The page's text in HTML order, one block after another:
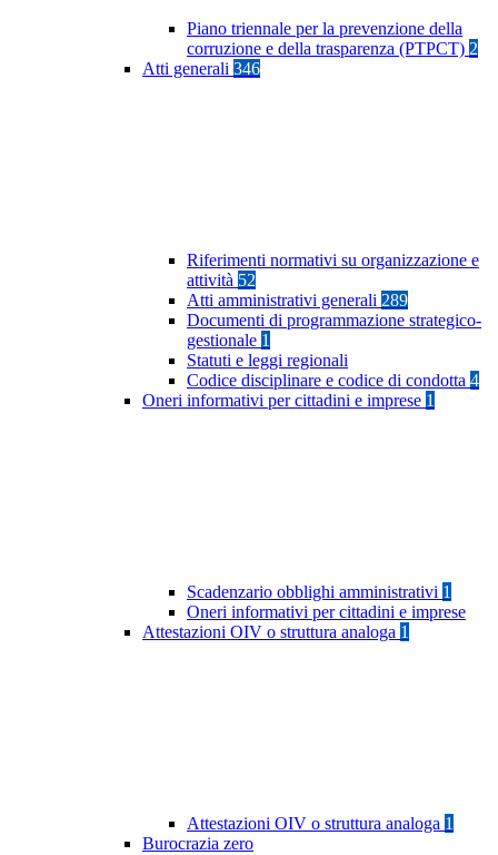
Piano triennale per la prevenzione della
corruzione e della trasparenza (PTPCT) 2
Atti generali 346
Riferimenti normativi su organizzazione e
attività 52
Atti amministrativi generali 289
Documenti di programmazione strategico-
gestionale 1
Statuti e leggi regionali
Codice disciplinare e codice di condotta 4
Oneri informativi per cittadini e imprese 1
Scadenzario obblighi amministrativi 1
Oneri informativi per cittadini e imprese
Attestazioni OIV o struttura analoga 1
Attestazioni OIV o struttura analoga 1
Burocrazia zero